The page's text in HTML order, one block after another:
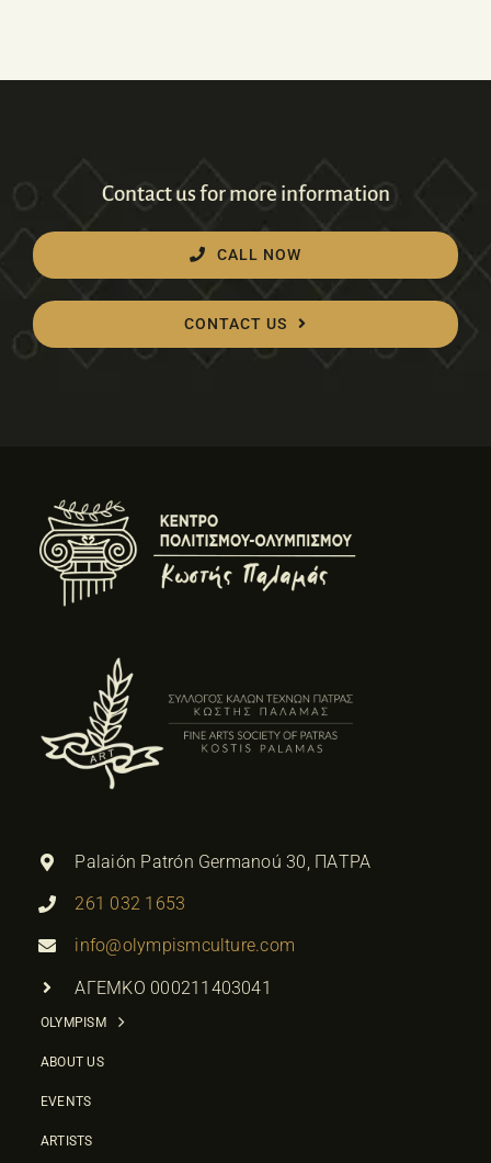
Contact us for more information
CALL NOW
CONTACT US
Palaión Patrón Germanoú 30, ΠΑΤΡΑ
261 032 1653
info@olympismculture.com
ΑΓΕΜΚΟ 000211403041
OLYMPISM
ABOUT US
EVENTS
ARTISTS